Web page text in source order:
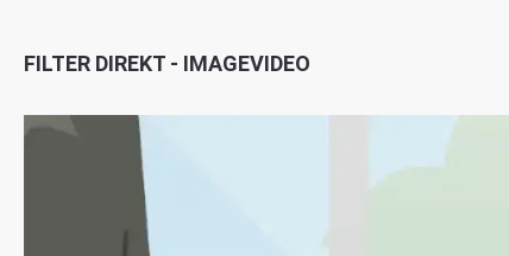
FILTER DIREKT - IMAGEVIDEO